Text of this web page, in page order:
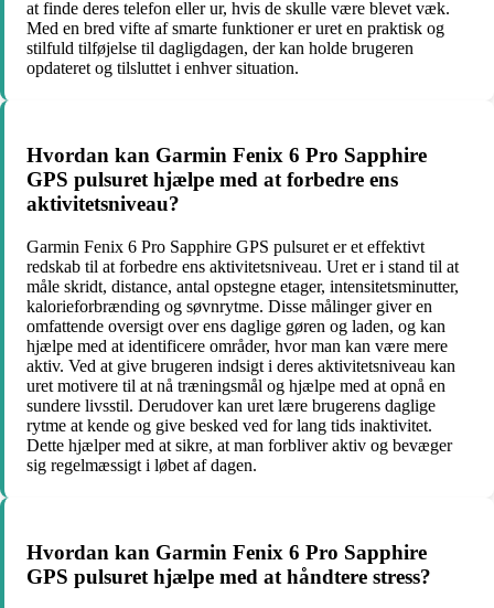
at finde deres telefon eller ur, hvis de skulle være blevet væk.
Med en bred vifte af smarte funktioner er uret en praktisk og
stilfuld tilføjelse til dagligdagen, der kan holde brugeren
opdateret og tilsluttet i enhver situation.
Hvordan kan Garmin Fenix 6 Pro Sapphire
GPS pulsuret hjælpe med at forbedre ens
aktivitetsniveau?
Garmin Fenix 6 Pro Sapphire GPS pulsuret er et effektivt
redskab til at forbedre ens aktivitetsniveau. Uret er i stand til at
måle skridt, distance, antal opstegne etager, intensitetsminutter,
kalorieforbrænding og søvnrytme. Disse målinger giver en
omfattende oversigt over ens daglige gøren og laden, og kan
hjælpe med at identificere områder, hvor man kan være mere
aktiv. Ved at give brugeren indsigt i deres aktivitetsniveau kan
uret motivere til at nå træningsmål og hjælpe med at opnå en
sundere livsstil. Derudover kan uret lære brugerens daglige
rytme at kende og give besked ved for lang tids inaktivitet.
Dette hjælper med at sikre, at man forbliver aktiv og bevæger
sig regelmæssigt i løbet af dagen.
Hvordan kan Garmin Fenix 6 Pro Sapphire
GPS pulsuret hjælpe med at håndtere stress?